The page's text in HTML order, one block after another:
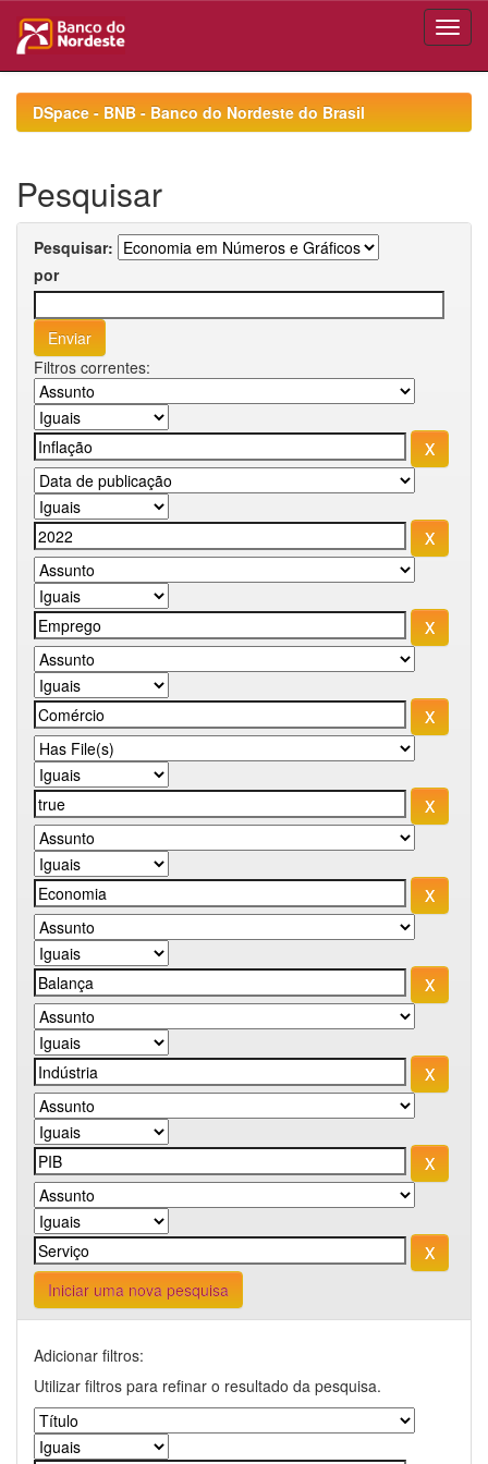
navigationDSpace - BNB - Banco do Nordeste do Brasil
Pesquisar
Pesquisar:
por
Filtros correntes:
Iniciar uma nova pesquisa
Adicionar filtros:
Utilizar filtros para refinar o resultado da pesquisa.